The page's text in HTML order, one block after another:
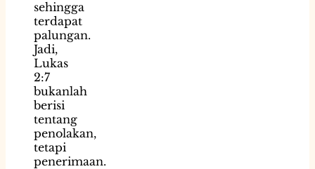
sehingga
terdapat
palungan.
Jadi,
Lukas
2:7
bukanlah
berisi
tentang
penolakan,
tetapi
penerimaan.